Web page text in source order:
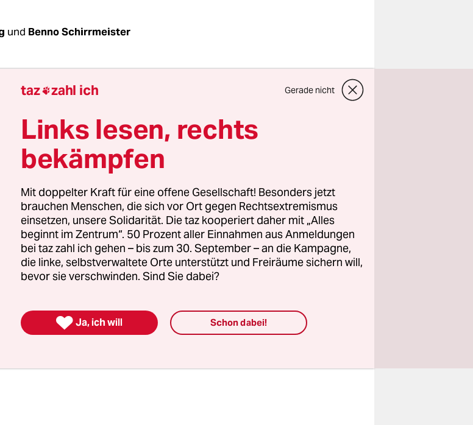
und Benno Schirrmeister
Wehrmacht Oberleutnant war, ist
Straßen, die nach tatsächlichen
benannt sind, nicht das Problem.
die Umbenennung der Hindenburgstraße
Verbreiter der Dolchstoßlegende
Hitler zum Kanzler machte – sollte in einer
nicht mit der Benennung von
werden. Ihn durch Helmut Schmidt zu
falsch. Das militärische Denken und
setzte sich mit Schmidt nach 1945
taz zahl ich Gerade nicht
Links lesen, rechts
bekämpfen
Mit doppelter Kraft für eine offene Gesellschaft! Besonders jetzt
brauchen Menschen, die sich vor Ort gegen Rechtsextremismus
einsetzen, unsere Solidarität. Die taz kooperiert daher mit „Alles
beginnt im Zentrum“. 50 Prozent aller Einnahmen aus Anmeldungen
bei taz zahl ich gehen – bis zum 30. September – an die Kampagne,
die linke, selbstverwaltete Orte unterstützt und Freiräume sichern will,
bevor sie verschwinden. Sind Sie dabei?
 Ja, ich will Schon dabei!